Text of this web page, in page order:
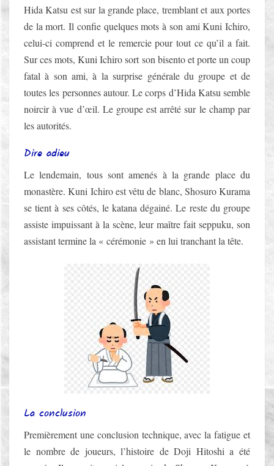
Hida Katsu est sur la grande place, tremblant et aux portes
de la mort. Il confie quelques mots à son ami Kuni Ichiro,
celui-ci comprend et le remercie pour tout ce qu’il a fait.
Sur ces mots, Kuni Ichiro sort son bisento et porte un coup
fatal à son ami, à la surprise générale du groupe et de
toutes les personnes autour. Le corps d’Hida Katsu semble
noircir à vue d’œil. Le groupe est arrêté sur le champ par
les autorités.
Dire adieu
Le lendemain, tous sont amenés à la grande place du
monastère. Kuni Ichiro est vêtu de blanc, Shosuro Kurama
se tient à ses côtés, le katana dégainé. Le reste du groupe
assiste impuissant à la scène, leur maître fait seppuku, son
assistant termine la « cérémonie » en lui tranchant la tête.
La conclusion
Premièrement une conclusion technique, avec la fatigue et
le nombre de joueurs, l’histoire de Doji Hitoshi a été